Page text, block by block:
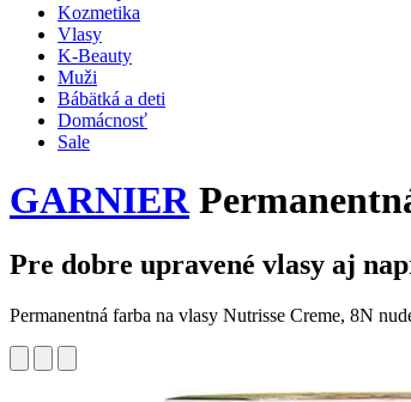
Kozmetika
Vlasy
K-Beauty
Muži
Bábätká a deti
Domácnosť
Sale
GARNIER
Pre dobre upravené vlasy aj
Permanentná farba na vlasy Nutrisse Creme, 8N